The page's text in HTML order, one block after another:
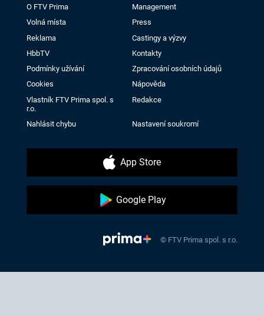
O FTV Prima
Management
Volná místa
Press
Reklama
Castingy a výzvy
HbbTV
Kontakty
Podmínky užívání
Zpracování osobních údajů
Cookies
Nápověda
Vlastník FTV Prima spol. s
r.o.
Redakce
Nahlásit chybu Nastavení soukromí
App Store
Google Play
© FTV Prima spol. s r.o.